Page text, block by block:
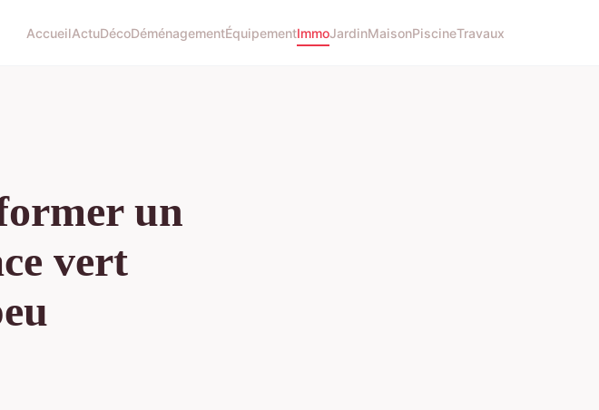
AccueilActuDécoDéménagementÉquipementImmoJardinMaisonPiscineTravaux
un
vert